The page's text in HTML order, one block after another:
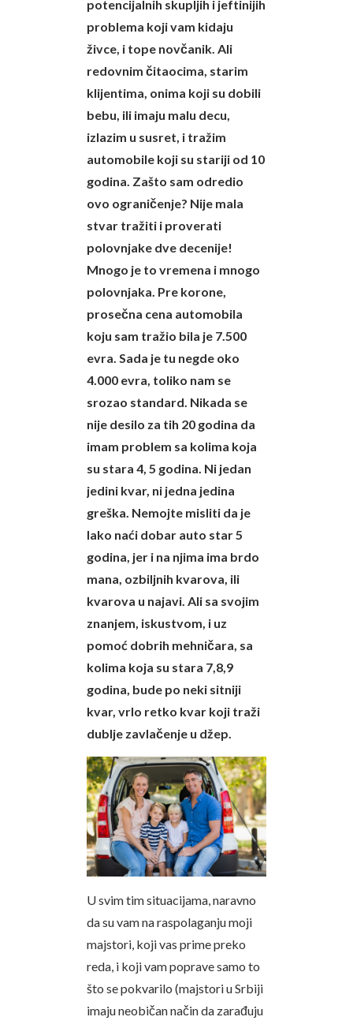
potencijalnih skupljih i jeftinijih
problema koji vam kidaju
živce, i tope novčanik. Ali
redovnim čitaocima, starim
klijentima, onima koji su dobili
bebu, ili imaju malu decu,
izlazim u susret, i tražim
automobile koji su stariji od 10
godina. Zašto sam odredio
ovo ograničenje? Nije mala
stvar tražiti i proverati
polovnjake dve decenije!
Mnogo je to vremena i mnogo
polovnjaka. Pre korone,
prosečna cena automobila
koju sam tražio bila je 7.500
evra. Sada je tu negde oko
4.000 evra, toliko nam se
srozao standard. Nikada se
nije desilo za tih 20 godina da
imam problem sa kolima koja
su stara 4, 5 godina. Ni jedan
jedini kvar, ni jedna jedina
greška. Nemojte misliti da je
lako naći dobar auto star 5
godina, jer i na njima ima brdo
mana, ozbiljnih kvarova, ili
kvarova u najavi. Ali sa svojim
znanjem, iskustvom, i uz
pomoć dobrih mehničara, sa
kolima koja su stara 7,8,9
godina, bude po neki sitniji
kvar, vrlo retko kvar koji traži
dublje zavlačenje u džep.
U svim tim situacijama, naravno
da su vam na raspolaganju moji
majstori, koji vas prime preko
reda, i koji vam poprave samo to
što se pokvarilo (majstori u Srbiji
imaju neobičan način da zarađuju